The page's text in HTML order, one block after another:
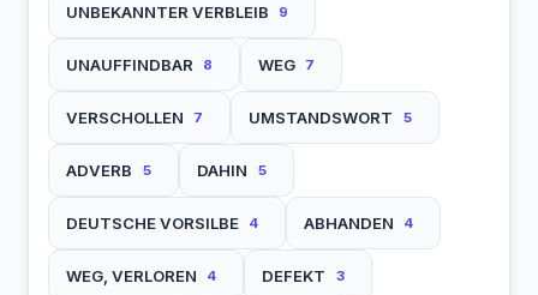
UNBEKANNTER VERBLEIB 9
UNAUFFINDBAR 8 WEG 7
VERSCHOLLEN 7 UMSTANDSWORT 5
ADVERB 5 DAHIN 5
DEUTSCHE VORSILBE 4 ABHANDEN 4
WEG, VERLOREN 4 DEFEKT 3